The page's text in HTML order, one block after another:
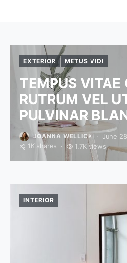
EXTERIOR METUS VIDI
TEMPUS VITAE
RUTRUM VEL
PULVINAR
JOANNA WELLICK
June
1K shares
1.7K views
INTERIOR